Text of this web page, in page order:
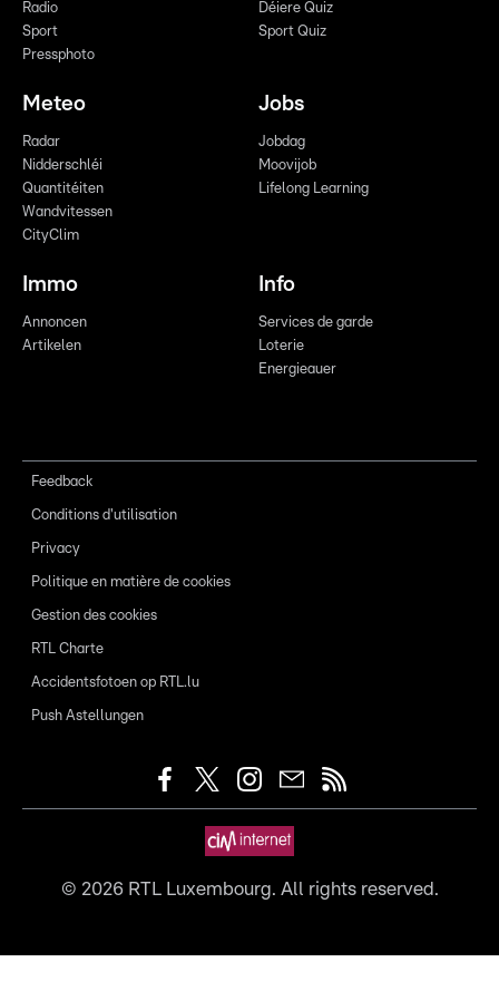
Radio
Sport
Pressphoto
Déiere Quiz
Sport Quiz
Meteo
Radar
Nidderschléi
Quantitéiten
Wandvitessen
CityClim
Jobs
Jobdag
Moovijob
Lifelong Learning
Immo
Annoncen
Artikelen
Info
Services de garde
Loterie
Energieauer
Feedback
Conditions d'utilisation
Privacy
Politique en matière de cookies
Gestion des cookies
RTL Charte
Accidentsfotoen op RTL.lu
Push Astellungen
© 2026RTL Luxembourg. All rights reserved.